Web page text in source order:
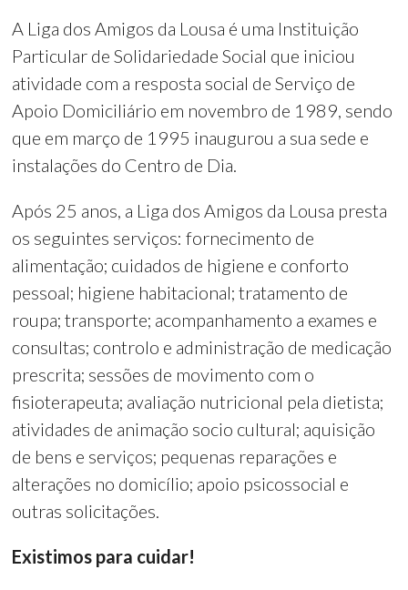
A Liga dos Amigos da Lousa é uma Instituição
Particular de Solidariedade Social que iniciou
atividade com a resposta social de Serviço de
Apoio Domiciliário em novembro de 1989, sendo
que em março de 1995 inaugurou a sua sede e
instalações do Centro de Dia.
Após 25 anos, a Liga dos Amigos da Lousa presta
os seguintes serviços: fornecimento de
alimentação; cuidados de higiene e conforto
pessoal; higiene habitacional; tratamento de
roupa; transporte; acompanhamento a exames e
consultas; controlo e administração de medicação
prescrita; sessões de movimento com o
fisioterapeuta; avaliação nutricional pela dietista;
atividades de animação socio cultural; aquisição
de bens e serviços; pequenas reparações e
alterações no domicílio; apoio psicossocial e
outras solicitações.
Existimos para cuidar!